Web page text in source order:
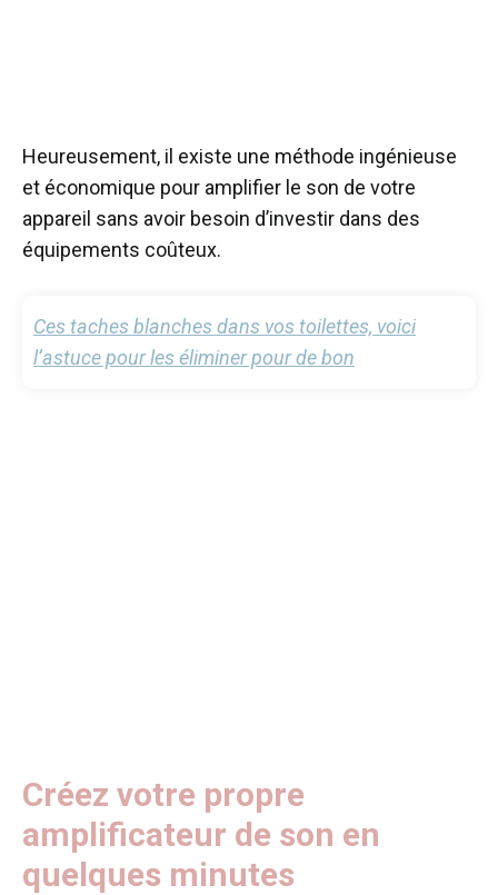
Heureusement, il existe une méthode ingénieuse
et économique pour amplifier le son de votre
appareil sans avoir besoin d’investir dans des
équipements coûteux.
Ces taches blanches dans vos toilettes, voici
l’astuce pour les éliminer pour de bon
Créez votre propre
amplificateur de son en
quelques minutes